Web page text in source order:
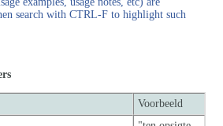
search with CTRL-F to highlight such
Voorbeeld